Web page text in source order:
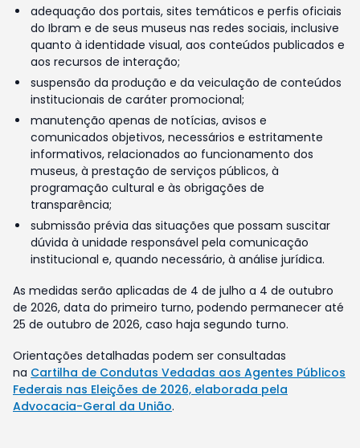
adequação dos portais, sites temáticos e perfis oficiais
do Ibram e de seus museus nas redes sociais, inclusive
quanto à identidade visual, aos conteúdos publicados e
aos recursos de interação;
suspensão da produção e da veiculação de conteúdos
institucionais de caráter promocional;
manutenção apenas de notícias, avisos e
comunicados objetivos, necessários e estritamente
informativos, relacionados ao funcionamento dos
museus, à prestação de serviços públicos, à
programação cultural e às obrigações de
transparência;
submissão prévia das situações que possam suscitar
dúvida à unidade responsável pela comunicação
institucional e, quando necessário, à análise jurídica.
As medidas serão aplicadas de 4 de julho a 4 de outubro
de 2026, data do primeiro turno, podendo permanecer até
25 de outubro de 2026, caso haja segundo turno.
Orientações detalhadas podem ser consultadas
na Cartilha de Condutas Vedadas aos Agentes Públicos
Federais nas Eleições de 2026, elaborada pela
Advocacia-Geral da União.